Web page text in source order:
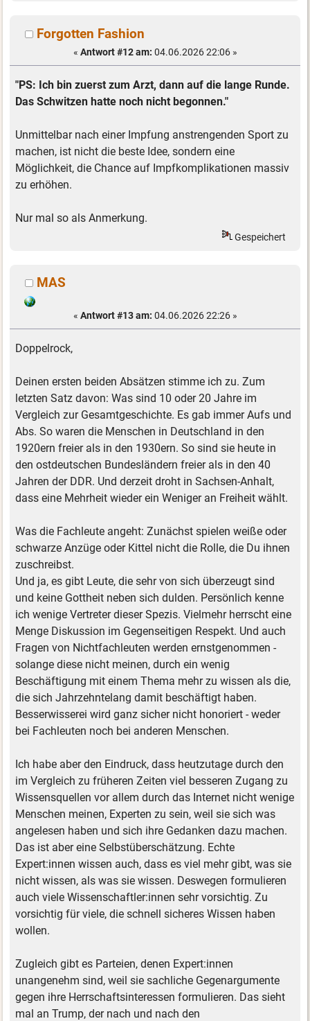
Forgotten Fashion
« Antwort #12 am: 04.06.2026 22:06 »
"PS: Ich bin zuerst zum Arzt, dann auf die lange Runde.
Das Schwitzen hatte noch nicht begonnen."
Unmittelbar nach einer Impfung anstrengenden Sport zu
machen, ist nicht die beste Idee, sondern eine
Möglichkeit, die Chance auf Impfkomplikationen massiv
zu erhöhen.
Nur mal so als Anmerkung.
Gespeichert
MAS
« Antwort #13 am: 04.06.2026 22:26 »
Doppelrock,
Deinen ersten beiden Absätzen stimme ich zu. Zum
letzten Satz davon: Was sind 10 oder 20 Jahre im
Vergleich zur Gesamtgeschichte. Es gab immer Aufs und
Abs. So waren die Menschen in Deutschland in den
1920ern freier als in den 1930ern. So sind sie heute in
den ostdeutschen Bundesländern freier als in den 40
Jahren der DDR. Und derzeit droht in Sachsen-Anhalt,
dass eine Mehrheit wieder ein Weniger an Freiheit wählt.
Was die Fachleute angeht: Zunächst spielen weiße oder
schwarze Anzüge oder Kittel nicht die Rolle, die Du ihnen
zuschreibst.
Und ja, es gibt Leute, die sehr von sich überzeugt sind
und keine Gottheit neben sich dulden. Persönlich kenne
ich wenige Vertreter dieser Spezis. Vielmehr herrscht eine
Menge Diskussion im Gegenseitigen Respekt. Und auch
Fragen von Nichtfachleuten werden ernstgenommen -
solange diese nicht meinen, durch ein wenig
Beschäftigung mit einem Thema mehr zu wissen als die,
die sich Jahrzehntelang damit beschäftigt haben.
Besserwisserei wird ganz sicher nicht honoriert - weder
bei Fachleuten noch bei anderen Menschen.
Ich habe aber den Eindruck, dass heutzutage durch den
im Vergleich zu früheren Zeiten viel besseren Zugang zu
Wissensquellen vor allem durch das Internet nicht wenige
Menschen meinen, Experten zu sein, weil sie sich was
angelesen haben und sich ihre Gedanken dazu machen.
Das ist aber eine Selbstüberschätzung. Echte
Expert:innen wissen auch, dass es viel mehr gibt, was sie
nicht wissen, als was sie wissen. Deswegen formulieren
auch viele Wissenschaftler:innen sehr vorsichtig. Zu
vorsichtig für viele, die schnell sicheres Wissen haben
wollen.
Zugleich gibt es Parteien, denen Expert:innen
unangenehm sind, weil sie sachliche Gegenargumente
gegen ihre Herrschaftsinteressen formulieren. Das sieht
mal an Trump, der nach und nach den